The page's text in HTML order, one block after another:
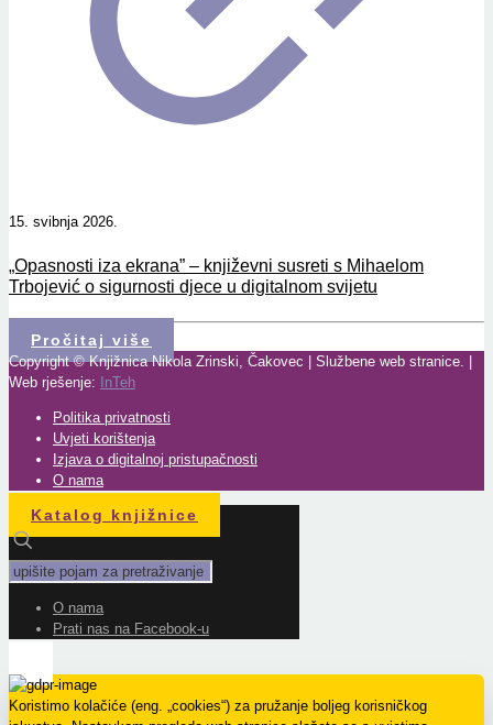
15. svibnja 2026.
„Opasnosti iza ekrana” – književni susreti s Mihaelom
Trbojević o sigurnosti djece u digitalnom svijetu
Pročitaj više
Copyright © Knjižnica Nikola Zrinski, Čakovec | Službene web stranice. |
Web rješenje:
InTeh
Politika privatnosti
Uvjeti korištenja
Izjava o digitalnoj pristupačnosti
O nama
Katalog knjižnice
O nama
Prati nas na Facebook-u
Koristimo kolačiće (eng. „cookies“) za pružanje boljeg korisničkog